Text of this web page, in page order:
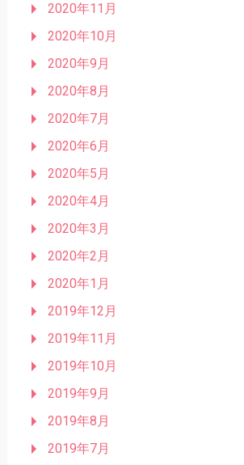
2020年11月
2020年10月
2020年9月
2020年8月
2020年7月
2020年6月
2020年5月
2020年4月
2020年3月
2020年2月
2020年1月
2019年12月
2019年11月
2019年10月
2019年9月
2019年8月
2019年7月